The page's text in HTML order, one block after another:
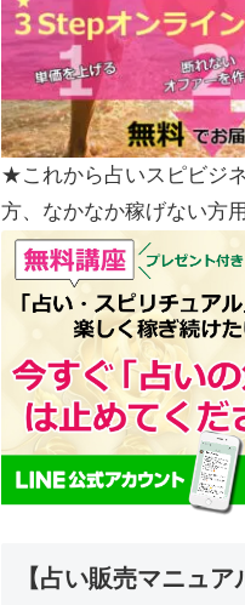
★これから占いスピビジ
方、なかなか稼げない方用
【占い販売マニュア